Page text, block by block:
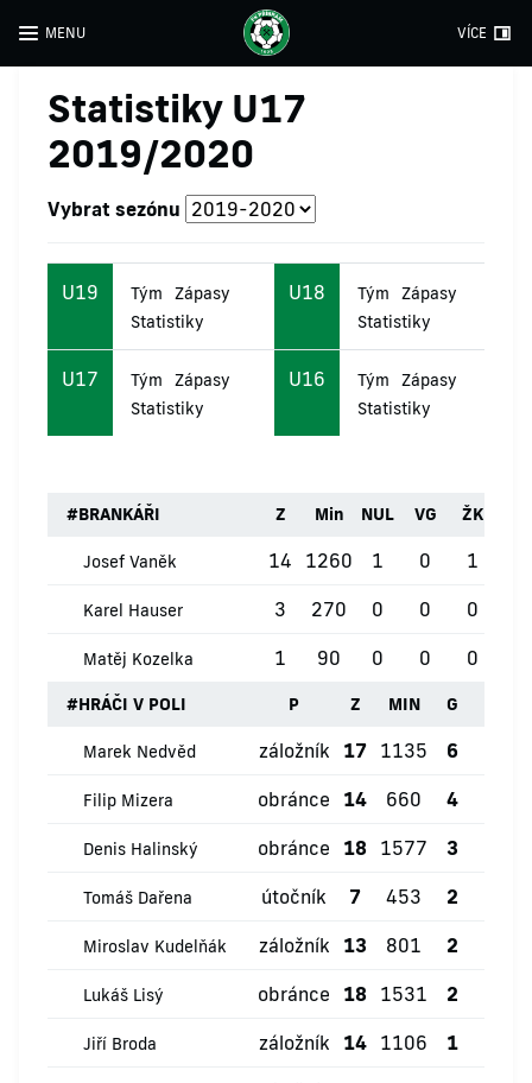
MENU VÍCE
Statistiky U17
2019/2020
Vybrat sezónu
U19 Tým
Zápasy
Statistiky
U18 Tým
Zápasy
Statistiky
U17 Tým
Zápasy
Statistiky
U16 Tým
Zápasy
Statistiky
#BRANKÁŘI Z Min NUL VG ŽK
Josef Vaněk 14 1260 1 0 1
Karel Hauser 3 270 0 0 0
Matěj Kozelka 1 90 0 0 0
#HRÁČI V POLI P Z MIN G
Marek Nedvěd záložník 17 1135 6
Filip Mizera obránce 14 660 4
Denis Halinský obránce 18 1577 3
Tomáš Dařena útočník 7 453 2
Miroslav Kudelňák záložník 13 801 2
Lukáš Lisý obránce 18 1531 2
Jiří Broda záložník 14 1106 1